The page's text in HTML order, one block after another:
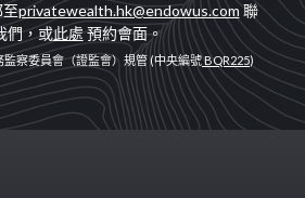
privatewealth.hk@endowus.com聯
們，或此處預約會面。
察委員會（證監會）規管 (中央編號BQR225)